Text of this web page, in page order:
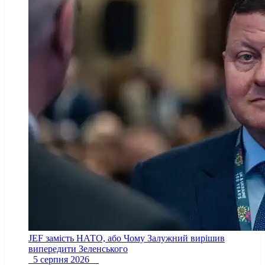
JEF замість НАТО, або Чому Залужний вирішив
випередити Зеленського
5 серпня 2026